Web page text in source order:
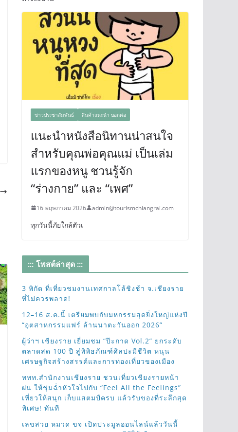
ข่าวประชาสัมพันธ์ สินค้าแนะนำ บอกต่อ
แนะนำหนังสือนิทานน่าสนใจ
สำหรับคุณพ่อคุณแม่ เป็นเล่ม
แรกของหนู ชวนรู้จัก
“ร่างกาย” และ “เพศ”
16 พฤษภาคม 2026 admin@tourismchiangrai.com
ทุกวันนี้ภัยใกล้ตัวเ
::: โพสต์ล่าสุด :::
3 พิกัด ที่เที่ยวชมงานเทศกาลโล้ชิงช้า จ.เชียงราย
ที่ไม่ควรพลาด!
12–16 ส.ค.นี้ เตรียมพบกับมหกรรมสุดยิ่งใหญ่แห่งปี
“อุตสาหกรรมแฟร์ ล้านนาตะวันออก 2026”
ผู้ว่าฯ เชียงราย เยี่ยมชม “ป๊ะกาด Vol.2” ยกระดับ
ตลาดสด 100 ปี สู่พิพิธภัณฑ์ศิลปะมีชีวิต หนุน
เศรษฐกิจสร้างสรรค์และการท่องเที่ยวของเมือง
ททท.สำนักงานเชียงราย ชวนเที่ยวเชียงรายหน้า
ฝน ให้ชุ่มฉ่ำหัวใจไปกับ “Feel All the Feelings”
เที่ยวให้สนุก เก็บแสตมป์ครบ แล้วรับของที่ระลึกสุด
พิเศษ! ทันที
เลขสวย หมวด ขจ เปิดประมูลออนไลน์แล้ววันนี้